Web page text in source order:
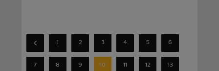
1 2 3 4 5 6
7 8 9 10 11 12 13